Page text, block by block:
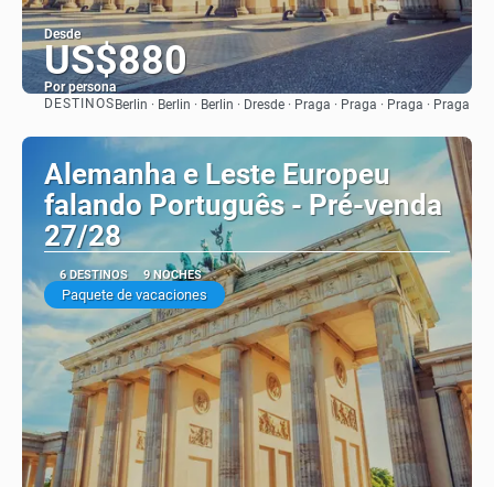
Desde
US$880
Por persona
DESTINOSBerlin · Berlin · Berlin · Dresde · Praga · Praga · Praga · Praga
Alemanha e Leste Europeu
falando Português - Pré-venda
27/28
6 DESTINOS 9 NOCHES
Paquete de vacaciones